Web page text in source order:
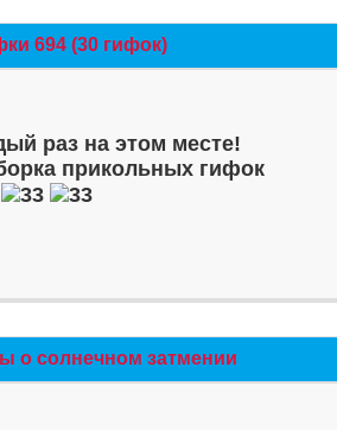
694 (30 гифок)
раз на этом месте!
прикольных гифок
о солнечном затмении